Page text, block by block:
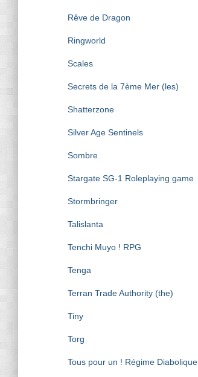
Rêve de Dragon
Ringworld
Scales
Secrets de la 7ème Mer (les)
Shatterzone
Silver Age Sentinels
Sombre
Stargate SG-1 Roleplaying game
Stormbringer
Talislanta
Tenchi Muyo ! RPG
Tenga
Terran Trade Authority (the)
Tiny
Torg
Tous pour un ! Régime Diabolique